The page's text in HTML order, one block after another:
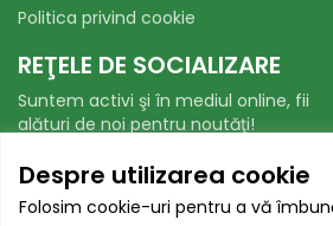
Despre utilizarea cookie
Folosim cookie-uri pentru a vă
Politica privind cookie
REŢELE DE SOCIALIZARE
Suntem activi şi în mediul online, fii
alături de noi pentru noutăţi!
Facebook WhatsApp
AUTORITATEA NAȚIONALĂ PENTRU